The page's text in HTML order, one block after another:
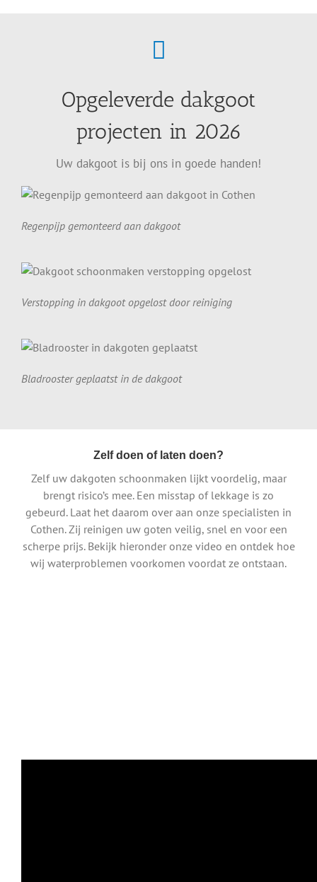
Opgeleverde dakgoot
projecten in 2026
Uw dakgoot is bij ons in goede handen!
Regenpijp gemonteerd aan dakgoot
Verstopping in dakgoot opgelost door reiniging
Bladrooster geplaatst in de dakgoot
Zelf doen of laten doen?
Zelf uw dakgoten schoonmaken lijkt voordelig, maar
brengt risico’s mee. Een misstap of lekkage is zo
gebeurd. Laat het daarom over aan onze specialisten in
Cothen. Zij reinigen uw goten veilig, snel en voor een
scherpe prijs. Bekijk hieronder onze video en ontdek hoe
wij waterproblemen voorkomen voordat ze ontstaan.